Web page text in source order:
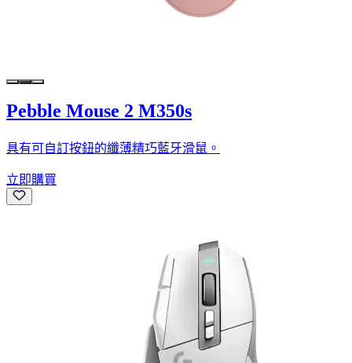
Pebble Mouse 2 M350s
具有可自訂按鈕的纖薄精巧藍牙滑鼠。
立即購買